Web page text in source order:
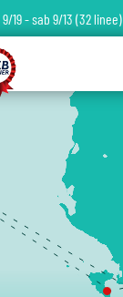
19 - sab 9/13 (32 linee)